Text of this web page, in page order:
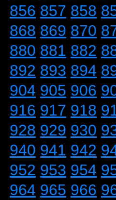
856 857 858
868 869 870
880 881 882
892 893 894
904 905 906
916 917 918
928 929 930
940 941 942
952 953 954
964 965 966